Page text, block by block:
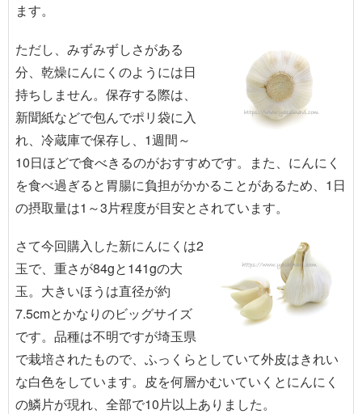
ます。
ただし、みずみずしさがある
分、乾燥にんにくのようには日
持ちしません。保存する際は、
新聞紙などで包んでポリ袋に入
れ、冷蔵庫で保存し、1週間～
10日ほどで食べきるのがおすすめです。また、にんにく
を食べ過ぎると胃腸に負担がかかることがあるため、1日
の摂取量は1～3片程度が目安とされています。
さて今回購入した新にんにくは2
玉で、重さが84gと141gの大
玉。大きいほうは直径が約
7.5cmとかなりのビッグサイズ
です。品種は不明ですが埼玉県
で栽培されたもので、ふっくらとしていて外皮はきれい
な白色をしています。皮を何層かむいていくとにんにく
の鱗片が現れ、全部で10片以上ありました。